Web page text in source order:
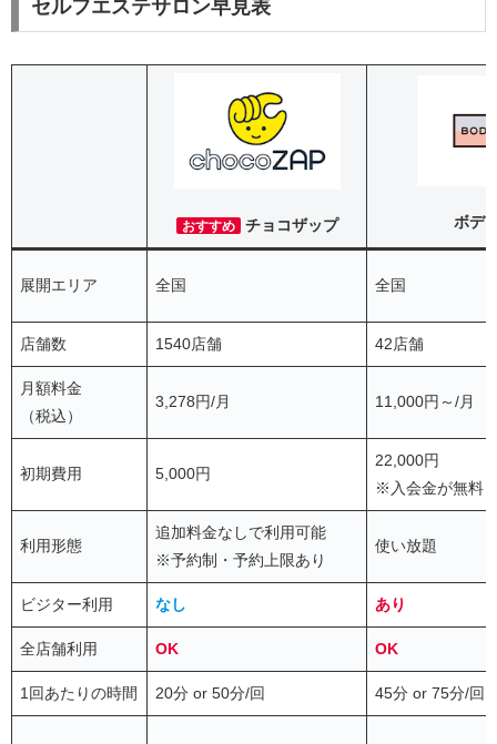
セルフエステサロン早見表
おすすめ チョコザップ ボデ
展開エリア 全国 全国
店舗数 1540店舗 42店舗
月額料金
（税込）
3,278円/月 11,000円～/月
初期費用 5,000円
22,000円
※入会金が無料
利用形態
追加料金なしで利用可能
※予約制・予約上限あり
使い放題
ビジター利用 なし あり
全店舗利用 OK OK
1回あたりの時間 20分 or 50分/回 45分 or 75分/回